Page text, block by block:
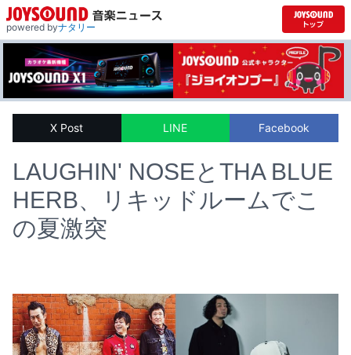
powered byナタリー
X Post LINE Facebook
LAUGHIN' NOSEとTHA BLUE
HERB、リキッドルームでこ
の夏激突